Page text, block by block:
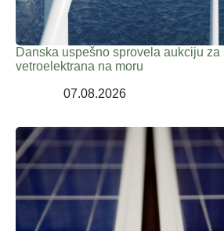
Danska uspešno sprovela aukciju za
vetroelektrana na moru
07.08.2026